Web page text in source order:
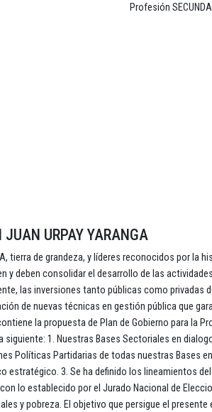
Profesión
JUAN URPAY YARANGA
tierra de grandeza, y líderes reconocidos por
y deben consolidar el desarrollo de las
las inversiones tanto públicas como privadas
de nuevas técnicas en gestión pública que
la propuesta de Plan de Gobierno para la
siguiente: 1. Nuestras Bases Sectoriales en
Políticas Partidarias de todas nuestras Bases
estratégico. 3. Se ha definido los lineamientos
lo establecido por el Jurado Nacional de
y pobreza. El objetivo que persigue el